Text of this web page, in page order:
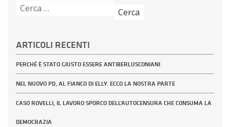
Ricerca
ARTICOLI RECENTI
PERCHÉ È STATO GIUSTO ESSERE ANTIBERLUSCONIANI
NEL NUOVO PD, AL FIANCO DI ELLY. ECCO LA NOSTRA PARTE
CASO ROVELLI, IL LAVORO SPORCO DELL’AUTOCENSURA CHE CONSUMA LA
DEMOCRAZIA